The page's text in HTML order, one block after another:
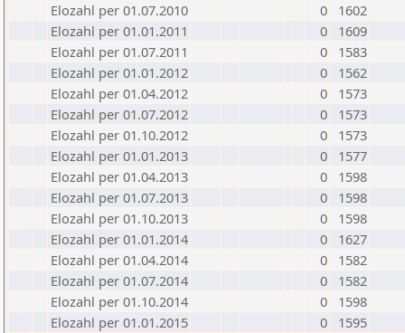
Elozahl per 01.07.2010
0
1602
Elozahl per 01.01.2011
0
1609
Elozahl per 01.07.2011
0
1583
Elozahl per 01.01.2012
0
1562
Elozahl per 01.04.2012
0
1573
Elozahl per 01.07.2012
0
1573
Elozahl per 01.10.2012
0
1573
Elozahl per 01.01.2013
0
1577
Elozahl per 01.04.2013
0
1598
Elozahl per 01.07.2013
0
1598
Elozahl per 01.10.2013
0
1598
Elozahl per 01.01.2014
0
1627
Elozahl per 01.04.2014
0
1582
Elozahl per 01.07.2014
0
1582
Elozahl per 01.10.2014
0
1598
Elozahl per 01.01.2015
0
1595